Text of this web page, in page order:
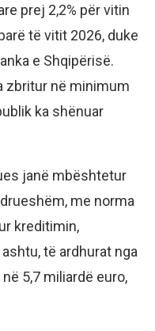
prej 2,2% për vitin
të vitit 2026, duke
e Shqipërisë.
zbritur në minimum
ka shënuar
janë mbështetur
me norma
kreditimin,
të ardhurat nga
5,7 miliardë euro,